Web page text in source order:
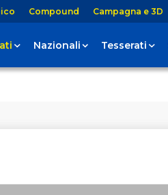
Compound Campagna e 3D
Nazionali Tesserati